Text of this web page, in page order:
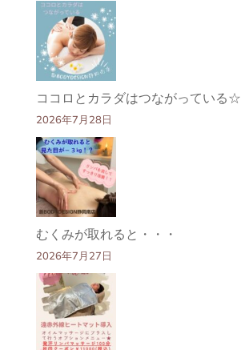
ココロとカラダはつながっている☆
2026年7月28日
むくみが取れると・・・
2026年7月27日